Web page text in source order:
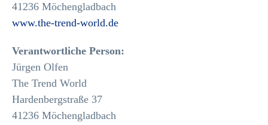
41236 Möchengladbach
www.the-trend-world.de
Verantwortliche Person:
Jürgen Olfen
The Trend World
Hardenbergstraße 37
41236 Möchengladbach